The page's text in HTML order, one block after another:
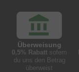
Überweisung
0,5% Rabatt sofern
du uns den Betrag
überweist